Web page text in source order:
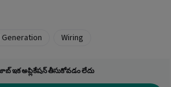
Generation Wiring
ఇక అప్లికేషన్ తీసుకోవడం లేదు